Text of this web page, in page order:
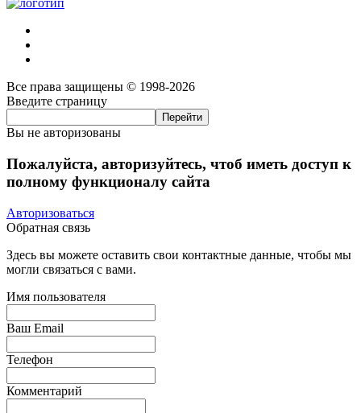
Все права защищены © 1998-2026
Введите страницу
Вы не авторизованы
Пожалуйста, авторизуйтесь, чтоб иметь доступ к
полному функционалу сайта
Авторизоваться
Обратная связь
Здесь вы можете оставить свои контактные данные, чтобы мы
могли связаться с вами.
Имя пользователя
Ваш Email
Телефон
Комментарий